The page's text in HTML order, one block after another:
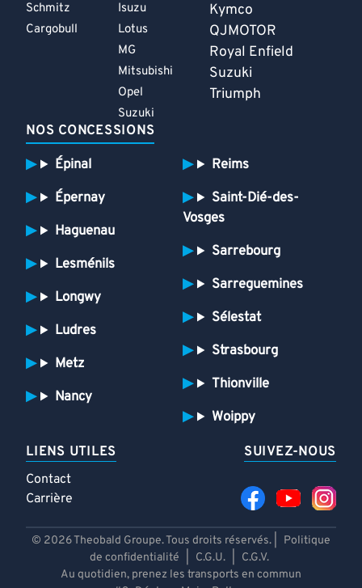
Schmitz
Cargobull
Isuzu
Lotus
MG
Mitsubishi
Opel
Suzuki
Kymco
QJMOTOR
Royal Enfield
Suzuki
Triumph
NOS CONCESSIONS
Épinal
Épernay
Haguenau
Lesménils
Longwy
Ludres
Metz
Nancy
Reims
Saint-Dié-des-
Vosges
Sarrebourg
Sarreguemines
Sélestat
Strasbourg
Thionville
Woippy
LIENS UTILES
Contact
Carrière
SUIVEZ-NOUS
© 2026 Theobald Groupe. Tous droits réservés. |
Politique
de confidentialité
C.G.U.
C.G.V.
Au quotidien, prenez les transports en commun